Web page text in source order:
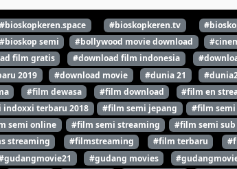
#bioskopkeren.space #bioskopkeren.tv
#bioskop semi #bollywood movie download
film gratis #download film indonesia
2019 #download movie #dunia 21
#film dewasa #film download #film en
terbaru 2018 #film semi jepang #film semi
semi online #film semi streaming #film semi
streaming #filmstreaming #film terbaru
#gudang movies